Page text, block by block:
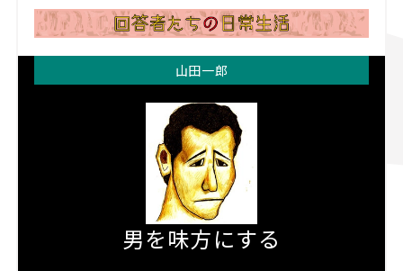
山田一郎
男を味方にする